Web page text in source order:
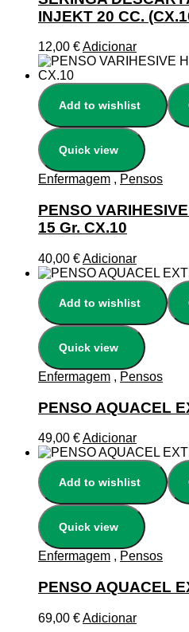
INJEKT 20 CC.
12,00 €Adicionar
Add to wishlist
Quick view
Enfermagem , Pensos
PENSO
15 Gr. CX.10
40,00 €Adicionar
Add to wishlist
Quick view
Enfermagem , Pensos
PENSO AQUACEL
49,00 €Adicionar
Add to wishlist
Quick view
Enfermagem , Pensos
PENSO AQUACEL
69,00 €Adicionar